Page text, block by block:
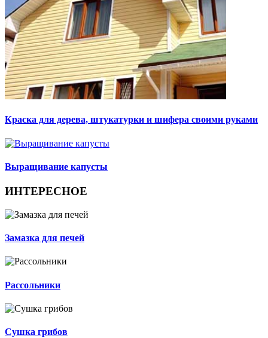
Краска для дерева, штукатурки и шифера своими руками
Выращивание капусты
ИНТЕРЕСНОЕ
Замазка для печей
Рассольники
Сушка грибов